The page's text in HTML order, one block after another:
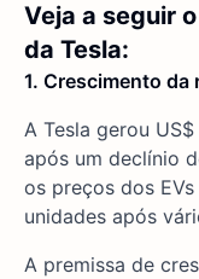
Veja a seguir
da Tesla:
1. Crescimento da
A Tesla gerou
após um declínio
os preços dos
unidades após
A premissa de